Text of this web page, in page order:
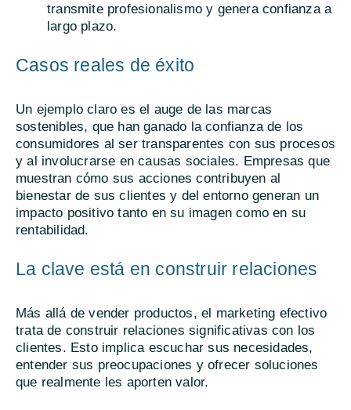
transmite profesionalismo y genera confianza a
largo plazo.
Casos reales de éxito
Un ejemplo claro es el auge de las marcas
sostenibles, que han ganado la confianza de los
consumidores al ser transparentes con sus procesos
y al involucrarse en causas sociales. Empresas que
muestran cómo sus acciones contribuyen al
bienestar de sus clientes y del entorno generan un
impacto positivo tanto en su imagen como en su
rentabilidad.
La clave está en construir relaciones
Más allá de vender productos, el marketing efectivo
trata de construir relaciones significativas con los
clientes. Esto implica escuchar sus necesidades,
entender sus preocupaciones y ofrecer soluciones
que realmente les aporten valor.